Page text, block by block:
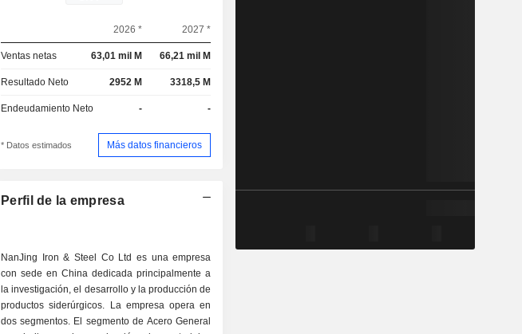
2026 * 2027 *
Ventas netas 63,01 mil M 66,21 mil M
Resultado Neto 2952 M 3318,5 M
Endeudamiento Neto - -
* Datos estimados Más datos financieros
Perfil de la empresa
NanJing Iron & Steel Co Ltd es una empresa
con sede en China dedicada principalmente a
la investigación, el desarrollo y la producción de
productos siderúrgicos. La empresa opera en
dos segmentos. El segmento de Acero General